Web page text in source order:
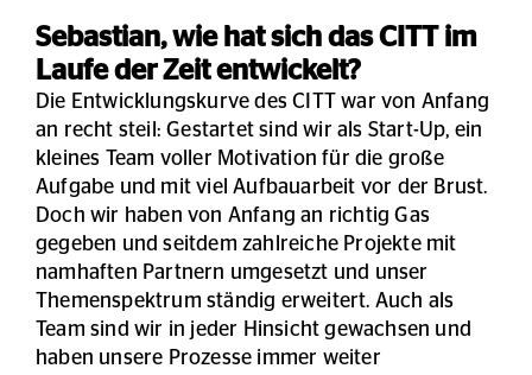
Sebastian, wie hat sich das CITT im
Laufe der Zeit entwickelt?
Die Entwicklungskurve des CITT war von Anfang
an recht steil: Gestartet sind wir als Start-Up, ein
kleines Team voller Motivation für die große
Aufgabe und mit viel Aufbauarbeit vor der Brust.
Doch wir haben von Anfang an richtig Gas
gegeben und seitdem zahlreiche Projekte mit
namhaften Partnern umgesetzt und unser
Themenspektrum ständig erweitert. Auch als
Team sind wir in jeder Hinsicht gewachsen und
haben unsere Prozesse immer weiter